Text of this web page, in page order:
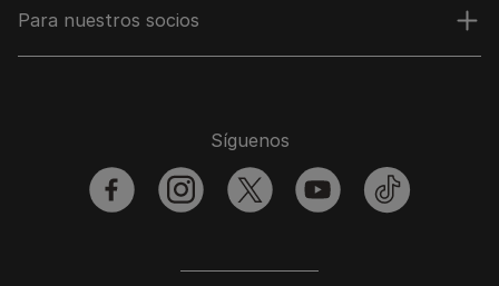
Para nuestros socios
Síguenos
facebookinstagramtwitter youtubetiktok